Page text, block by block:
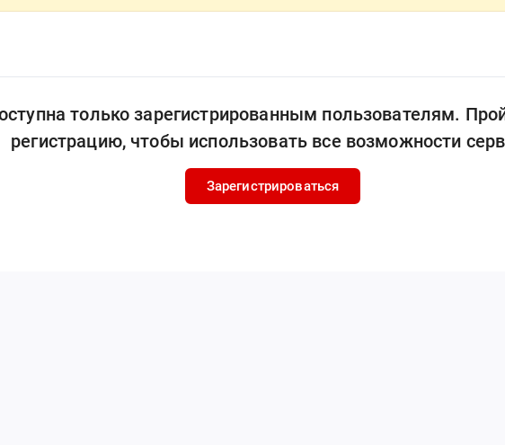
только зарегистрированным пользователям.
регистрацию, чтобы использовать все возможности
Зарегистрироваться